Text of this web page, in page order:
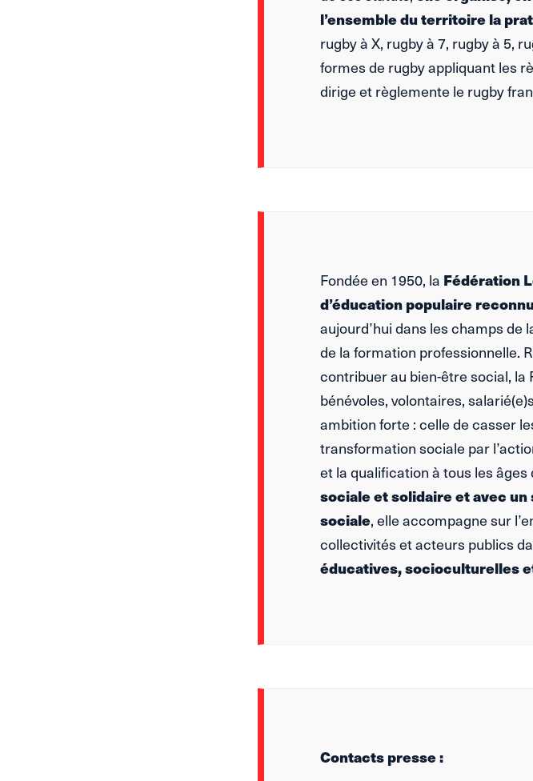
l’ensemble du territoire la
rugby à X, rugby à 7, rugby à 5,
formes de rugby appliquant les
dirige et règlemente le rugby
Fondée en 1950, la Fédération
d’éducation populaire
aujourd’hui dans les champs de
de la formation professionnelle.
contribuer au bien-être social, la
bénévoles, volontaires,
ambition forte : celle de casser
transformation sociale par
et la qualification à tous les âges
sociale et solidaire et avec
sociale, elle accompagne sur
collectivités et acteurs publics
éducatives, socioculturelles
Contacts presse :